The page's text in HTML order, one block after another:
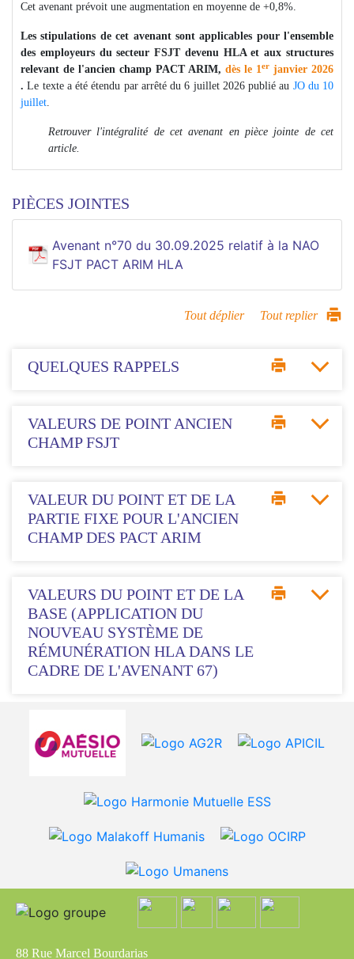
Cet avenant prévoit une augmentation en moyenne de +0,8%.
Les stipulations de cet avenant sont applicables pour l'ensemble
des employeurs du secteur FSJT devenu HLA et aux structures
relevant de l'ancien champ PACT ARIM, dès le 1er janvier 2026
.Le texte a été étendu par arrêté du 6 juillet 2026 publié au JO du 10
juillet.
Retrouver l'intégralité de cet avenant en pièce jointe de cet
article.
PIÈCES JOINTES
Avenant n°70 du 30.09.2025 relatif à la NAO
FSJT PACT ARIM HLA
Tout déplier Tout replier
QUELQUES RAPPELS
VALEURS DE POINT ANCIEN
CHAMP FSJT
VALEUR DU POINT ET DE LA
PARTIE FIXE POUR L'ANCIEN
CHAMP DES PACT ARIM
VALEURS DU POINT ET DE LA
BASE (APPLICATION DU
NOUVEAU SYSTÈME DE
RÉMUNÉRATION HLA DANS LE
CADRE DE L'AVENANT 67)
88 Rue Marcel Bourdarias